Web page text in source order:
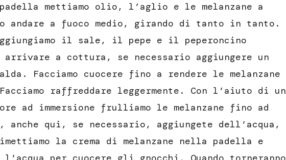
mettiamo olio, l’aglio e le melanzane a
andare a fuoco medio, girando di tanto in tanto.
il sale, il pepe e il peperoncino
arrivare a cottura, se necessario aggiungere un
Facciamo cuocere fino a rendere le melanzane
raffreddare leggermente. Con l’aiuto di un
ad immersione frulliamo le melanzane fino ad
anche qui, se necessario, aggiungete dell’acqua,
la crema di melanzane nella padella e